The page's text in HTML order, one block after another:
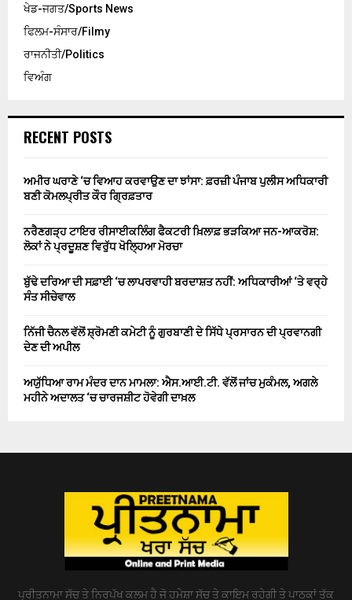
ਖੇਡ-ਜਗਤ/Sports News
ਫਿਲਮ-ਸੰਸਾਰ/Filmy
ਰਾਜਨੀਤੀ/Politics
ਵਿਅੰਗ
RECENT POSTS
ਅਮੀਰ ਘਰਾਣੇ ‘ਚ ਵਿਆਹ ਕਰਵਾਉਣ ਦਾ ਝਾਂਸਾ: ਫ਼ਰਜ਼ੀ ਪੰਜਾਬ ਪੁਲੀਸ ਅਧਿਕਾਰੀ
ਬਣੀ ਕੋਮਲਪ੍ਰੀਤ ਕੌਰ ਗ੍ਰਿਫ਼ਤਾਰ
ਨਰੈਣਗੜ੍ਹ ਟਾਇਰ ਰੀਸਾਈਕਲਿੰਗ ਫੈਕਟਰੀ ਖ਼ਿਲਾਫ਼ ਭੜਕਿਆ ਜਨ-ਆਕਰੋਸ਼:
ਲੋਕਾਂ ਨੇ ਪ੍ਰਦੂਸ਼ਣ ਵਿਰੁੱਧ ਖੋਲ੍ਹਿਆ ਮੋਰਚਾ
ਬੁੱਢੇ ਦਰਿਆ ਦੀ ਸਫ਼ਾਈ ‘ਚ ਲਾਪਰਵਾਹੀ ਬਰਦਾਸ਼ਤ ਨਹੀਂ: ਅਧਿਕਾਰੀਆਂ ‘ਤੇ ਵਰ੍ਹੇ
ਸੰਤ ਸੀਚੇਵਾਲ
ਨਿੱਜੀ ਚੈਨਲ ਵੱਲੋਂ ਸ਼੍ਰੋਮਣੀ ਕਮੇਟੀ ਨੂੰ ਗੁਰਬਾਣੀ ਦੇ ਸਿੱਧੇ ਪ੍ਰਸਾਰਨ ਦੀ ਪ੍ਰਵਾਨਗੀ
ਦੇਣ ਦੀ ਅਪੀਲ
ਅਯੁੱਧਿਆ ਰਾਮ ਮੰਦਰ ਦਾਨ ਮਾਮਲਾ: ਐਸ.ਆਈ.ਟੀ. ਵੱਲੋਂ ਜਾਂਚ ਮੁਕੰਮਲ, ਅਗਲੇ
ਮਹੀਨੇ ਅਦਾਲਤ ‘ਚ ਚਾਰਜਸ਼ੀਟ ਹੋਵੇਗੀ ਦਾਖ਼ਲ
ਪ੍ਰੀਤਨਾਮਾ ਸੱਚ ਤੇ ਨਿਰਪੱਖ ਕਲਮ ਹੈ ਜੋ ਹਮੇਸ਼ਾ ਸੱਚ ਤੇ ਕਾਇਮ ਰਹੇਗੀ ਤੇ ਪਾਠਕਾਂ ਤੱਕ